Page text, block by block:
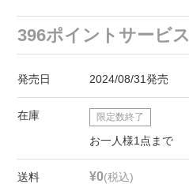
396ポイントサービス
発売日 2024/08/31発売
在庫 限定数終了
お一人様1点まで
送料 ¥0(税込)